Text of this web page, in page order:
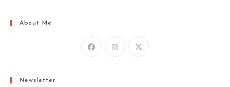
About Me
Newsletter